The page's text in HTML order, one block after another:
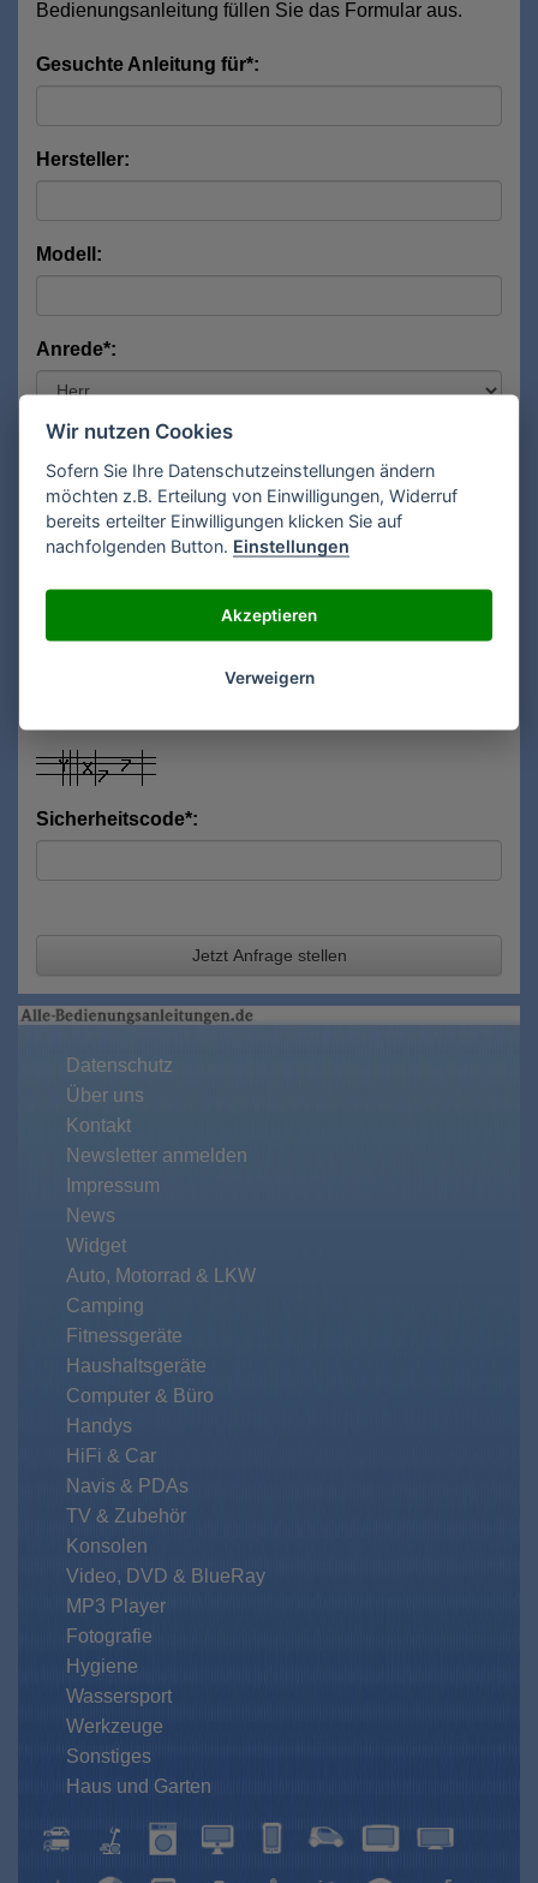
Bedienungsanleitung füllen Sie das Formular aus.
Gesuchte Anleitung für*:
Hersteller:
Modell:
Anrede*:
Vorname*:
Nachname*:
E-Mail**:
Sicherheitscode*:
Jetzt Anfrage stellen
Datenschutz
Über uns
Kontakt
Newsletter anmelden
Impressum
News
Widget
Auto, Motorrad & LKW
Camping
Fitnessgeräte
Haushaltsgeräte
Computer & Büro
Handys
HiFi & Car
Navis & PDAs
TV & Zubehör
Konsolen
Video, DVD & BlueRay
MP3 Player
Fotografie
Hygiene
Wassersport
Werkzeuge
Sonstiges
Haus und Garten
Wir nutzen Cookies
Sofern Sie Ihre Datenschutzeinstellungen ändern
möchten z.B. Erteilung von Einwilligungen, Widerruf
bereits erteilter Einwilligungen klicken Sie auf
nachfolgenden Button. Einstellungen
Akzeptieren
Verweigern